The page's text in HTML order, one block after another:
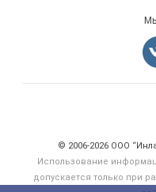
© 2006‑2026 ООО
Использование
допускается только при